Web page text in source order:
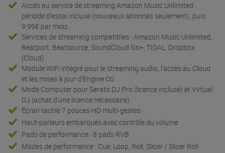
Accès au service de streaming Amazon Music Unlimited :
période d’essai incluse (nouveaux abonnés seulement), puis
9,99€ par mois.
Services de streaming compatibles : Amazon Music Unlimited,
Beatport, Beatsource, SoundCloud Go+, TIDAL, Dropbox
(Cloud)
Module WiFi intégré pour le streaming audio, l’accès au Cloud
et les mises à jour d’Engine OS
Mode Computer pour Serato DJ Pro (licence incluse) et Virtual
DJ (achat d’une licence nécessaire)
Écran tactile 7 pouces HD multi-gestes
Haut-parleurs embarqués avec contrôle du volume
Pads de performance : 8 pads RVB
Modes de performance : Cue, Loop, Roll, Slicer / Slicer Roll